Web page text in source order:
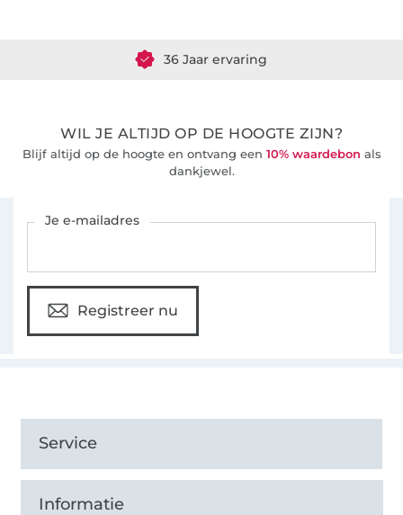
36 Jaar ervaring
WIL JE ALTIJD OP DE HOOGTE ZIJN?
Blijf altijd op de hoogte en ontvang een 10% waardebon als
dankjewel.
Je e-mailadres
Registreer nu
Service
Informatie